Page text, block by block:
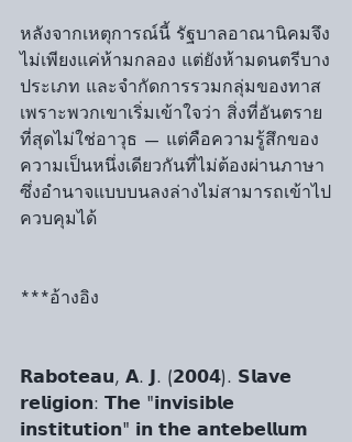
หลังจากเหตุการณ์นี้ รัฐบาลอาณานิคมจึง
ไม่เพียงแค่ห้ามกลอง แต่ยังห้ามดนตรีบาง
ประเภท และจำกัดการรวมกลุ่มของทาส
เพราะพวกเขาเริ่มเข้าใจว่า สิ่งที่อันตราย
ที่สุดไม่ใช่อาวุธ — แต่คือความรู้สึกของ
ความเป็นหนึ่งเดียวกันที่ไม่ต้องผ่านภาษา
ซึ่งอำนาจแบบบนลงล่างไม่สามารถเข้าไป
ควบคุมได้
***อ้างอิง
𝗥𝗮𝗯𝗼𝘁𝗲𝗮𝘂, 𝗔. 𝗝. (𝟮𝟬𝟬𝟰). 𝗦𝗹𝗮𝘃𝗲
𝗿𝗲𝗹𝗶𝗴𝗶𝗼𝗻: 𝗧𝗵𝗲 "𝗶𝗻𝘃𝗶𝘀𝗶𝗯𝗹𝗲
𝗶𝗻𝘀𝘁𝗶𝘁𝘂𝘁𝗶𝗼𝗻" 𝗶𝗻 𝘁𝗵𝗲 𝗮𝗻𝘁𝗲𝗯𝗲𝗹𝗹𝘂𝗺